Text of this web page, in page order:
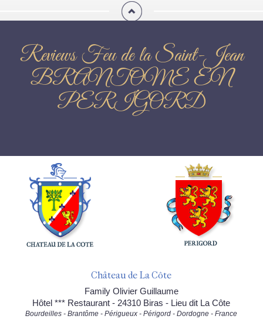
Reviews Feu de la Saint-Jean
BRANTOME EN
PERIGORD
Château de La Côte
Family Olivier Guillaume
Hôtel *** Restaurant - 24310 Biras - Lieu dit La Côte
Bourdeilles - Brantôme - Périgueux - Périgord - Dordogne - France